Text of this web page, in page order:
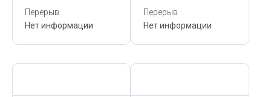
Перерыв
Нет информации
Перерыв
Нет информации